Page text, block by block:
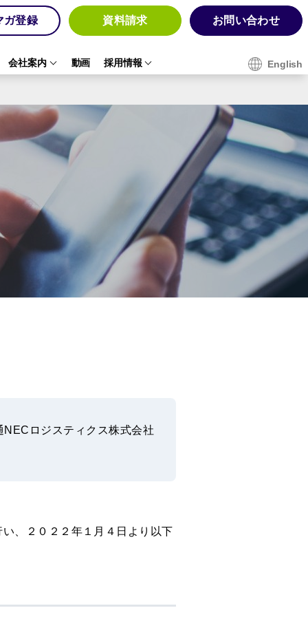
ガ登録 資料請求 お問い合わせ
English
会社案内 動画 採用情報
NECロジスティクス株式会社
、２０２２年１月４日より以下